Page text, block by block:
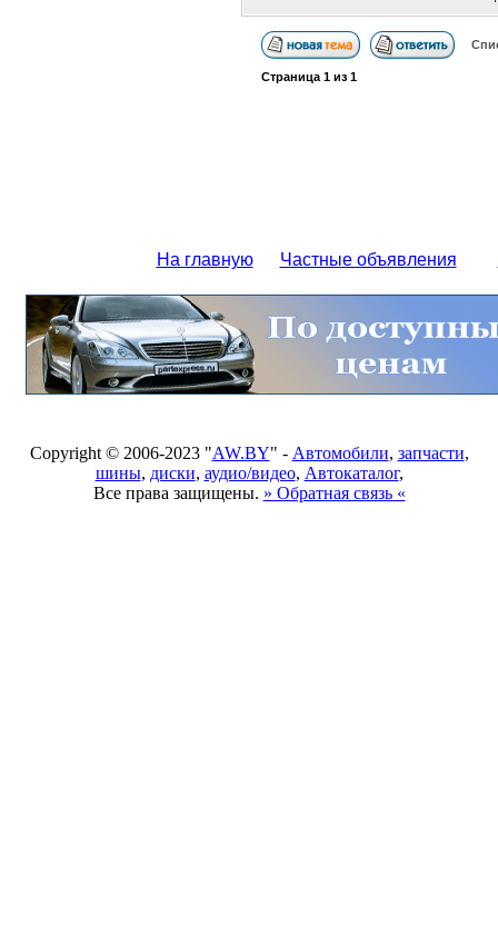
Страница 1из 1
На главную Частные объявления
Copyright © 2006-2023 "AW.BY" - Автомобили, запчасти,
шины, диски, аудио/видео, Автокаталог,
Все права защищены. » Обратная связь «